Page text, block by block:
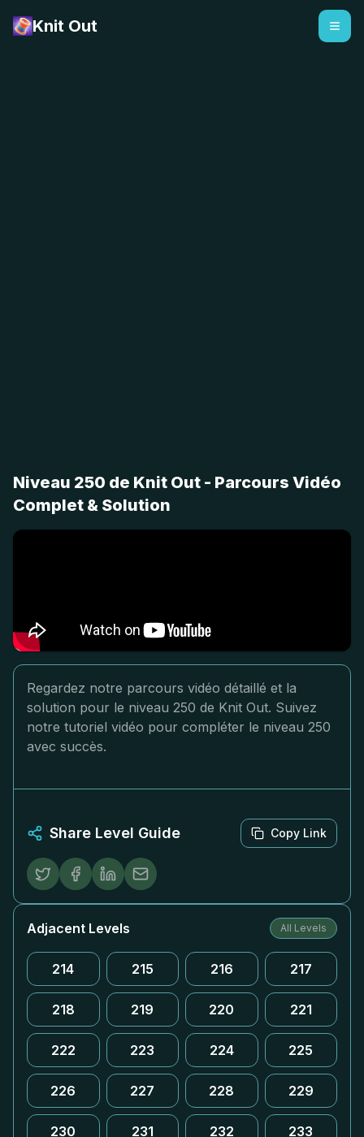
Knit Out
Niveau 250 de Knit Out - Parcours Vidéo
Complet & Solution
Regardez notre parcours vidéo détaillé et la
solution pour le niveau 250 de Knit Out. Suivez
notre tutoriel vidéo pour compléter le niveau 250
avec succès.
Share Level Guide Copy Link
Adjacent Levels All Levels
214 215 216 217
218 219 220 221
222 223 224 225
226 227 228 229
230 231 232 233